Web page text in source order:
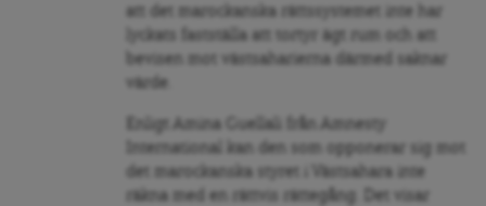
att det marockanska rättssystemet inte har
lyckats fastställa att tortyr ägt rum och att
bevisen mot västsaharierna därmed saknar
värde.
Enligt Amina Guellali från Amnesty
International kan den som opponerar sig mot
det marockanska styret i Västsahara inte
räkna med en rättvis rättegång. Det visar